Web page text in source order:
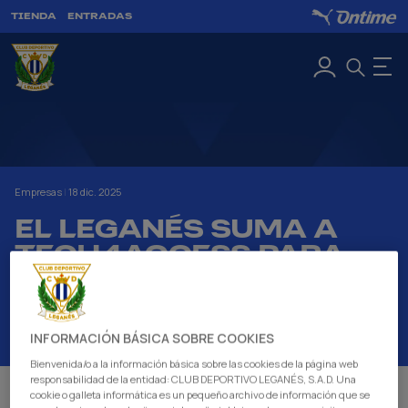
TIENDA ENTRADAS
Empresas | 18 dic. 2025
EL LEGANÉS SUMA A
TECH4ACCESS PARA
IMPULSAR LA
ACCESIBILIDAD
DIGITAL
El C.D. Leganés ha firmado un acuerdo de patrocinio
INFORMACIÓN BÁSICA SOBRE COOKIES
Bienvenida/o a la información básica sobre las cookies de la página web
responsabilidad de la entidad: CLUB DEPORTIVO LEGANÉS, S.A.D. Una
cookie o galleta informática es un pequeño archivo de información que se